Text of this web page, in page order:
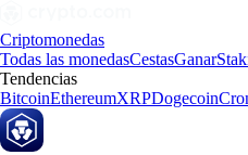
Criptomonedas
Todas las monedasCestasGanar
Tendencias
BitcoinEthereumXRPDogecoin